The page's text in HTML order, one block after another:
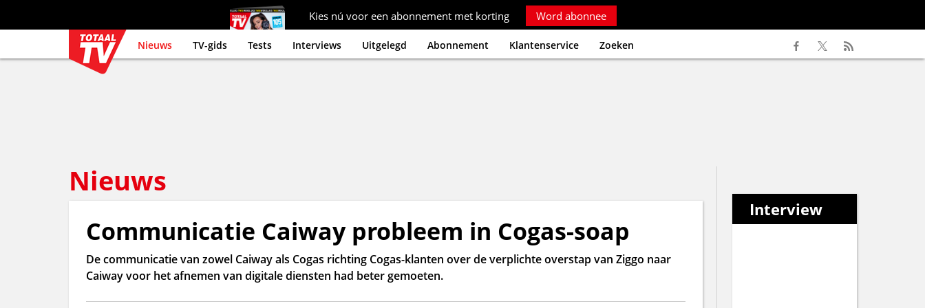
Kies nú voor een abonnement met korting Word abonnee
Nieuws TV-gids Tests Interviews Uitgelegd Abonnement Klantenservice Zoeken
Nieuws
Communicatie Caiway probleem in Cogas-soap
De communicatie van zowel Caiway als Cogas richting Cogas-klanten over de verplichte overstap van Ziggo naar
Caiway voor het afnemen van digitale diensten had beter gemoeten.
Interview